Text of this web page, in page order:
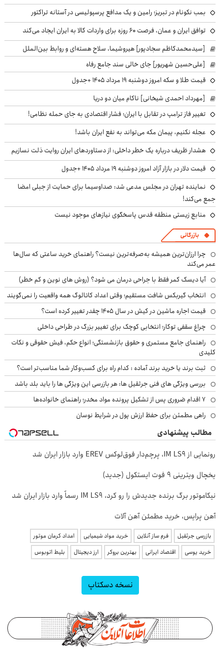
بمب نکونام در تبریز؛ رامین و یک مدافع پرسپولیسی در آستانه تراکتور
توافق ایران و عمان، فرصت ۶۰ روزه برای واردات کالا به ایران ایجاد می‌کند
[سیدمحمدکاظم سجادپور] هیروشیما، سلاح هسته‌ای و روابط بین‌الملل
[علی‌حسین شهریور] جای خالی سند جامع رفاه
قیمت طلا و سکه امروز دوشنبه ۱۹ مرداد ۱۴۰۵ +جدول
[مهرداد احمدی شیخانی] ناکام میان دو دریا
تغییر فاز ترامپ در تقابل با ایران؛ فشار اقتصادی به جای حمله نظامی!
عجله نکنیم، پیمان مکه می‌تواند به نفع ایران باشد!
هشدار ظریف درباره یک خطر داخلی: از دستاوردهای ایران روایت ذلت نسازیم
قیمت دلار در بازار آزاد امروز دوشنبه ۱۹ مرداد ۱۴۰۵ +جدول
نماینده تهران در مجلس مدعی شد: صداوسیما برای حمایت از جبلی امضا
جمع می‌کند!
منابع زیستی منطقه قدس پاسخگوی نیازهای موجود نیست
بازرگانی
چرا ارزان‌ترین همیشه به‌صرفه‌ترین نیست؟ راهنمای خرید ساعتی که سال‌ها
عمر می‌کند
آیا دیسک کمر فقط با جراحی درمان می شود؟ (روش های نوین و کم خطر)
انتخاب گیربکس شافت مستقیم؛ وقتی اعداد کاتالوگ همه واقعیت را نمی‌گویند
قیمت اجاره ماشین در کیش در سال ۱۴۰۵ چقدر تغییر کرده است؟
چراغ سقفی توکار؛ انتخابی کوچک برای تغییر بزرگ در طراحی داخلی
راهنمای جامع مستمری و حقوق بازنشستگی؛ انواع حکم، فیش حقوقی و نکات
کلیدی
ثبت برند یا خرید برند آماده : کدام راه برای کسب‌وکار شما مناسب‌تر است؟
بررسی ویژگی های فنی جرثقیل ها: هر بازرسی این ویژگی ها را باید بلد باشد
۷ اقدام ضروری پس از تشکیل پرونده مواد مخدر؛ راهنمای خانواده‌ها
راهی مطمئن برای حفظ ارزش پول در شرایط نوسان
مطالب پیشنهادی
رونمایی از IM LS9، پرچم‌دار فوق‌لوکس EREV وارد بازار ایران شد
یخچال ویترینی 9 فوت ایستکول (جدید)
نیکاموتور برگ برنده جدیدش را رو کرد، IM LS9 رسماً وارد بازار ایران شد
آهن پرایس، خرید مطمئن آهن آلات
بازرسی جرثقیل فرم ساز آنلاین خرید مواد شیمیایی
امداد کرمان موتور
خرید یوسی
اقتصاد ایرانی بهترین بروکر ارز دیجیتال بلیط اتوبوس
نسخه دسکتاپ